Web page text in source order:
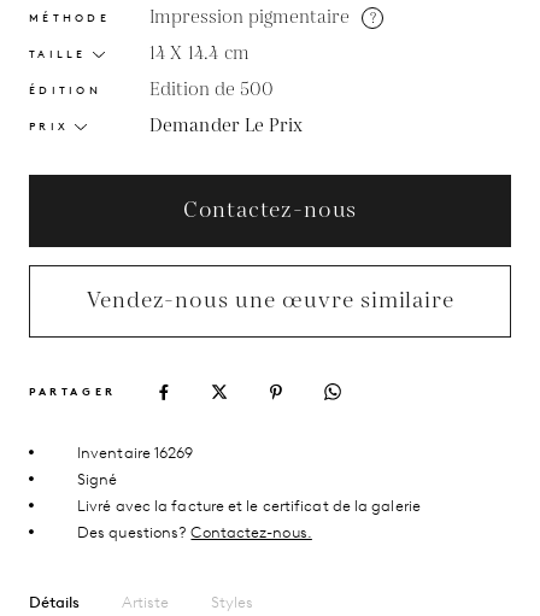
MÉTHODE Impression pigmentaire ?
TAILLE 14 X 14.4 cm
ÉDITION Edition de 500
PRIX Demander Le Prix
Contactez-nous
Vendez-nous une œuvre similaire
PARTAGER
Inventaire 16269
Signé
Livré avec la facture et le certificat de la galerie
Des questions?Contactez-nous.
Détails Artiste Styles